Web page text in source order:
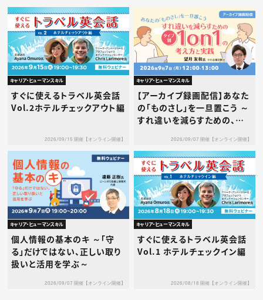
キャリア・ヒューマンスキル
すぐに使えるトラベル英会話
Vol.2ホテルチェックアウト編
2026/09/15 開催【オンライン開催】
キャリア・ヒューマンスキル
【アーカイブ録画配信】あなた
の「ものさし」を一旦置こう ～
すれ違いを減らすための、タ
2026/09/07 開催【オンライン開催】
キャリア・ヒューマンスキル
個人情報の基本のキ ～「守
る」だけではない、正しい取り
扱いと活用を学ぶ～
2026/09/07 開催【オンライン開催】
キャリア・ヒューマンスキル
すぐに使えるトラベル英会話
Vol.1 ホテルチェックイン編
2026/08/18 開催【オンライン開催】